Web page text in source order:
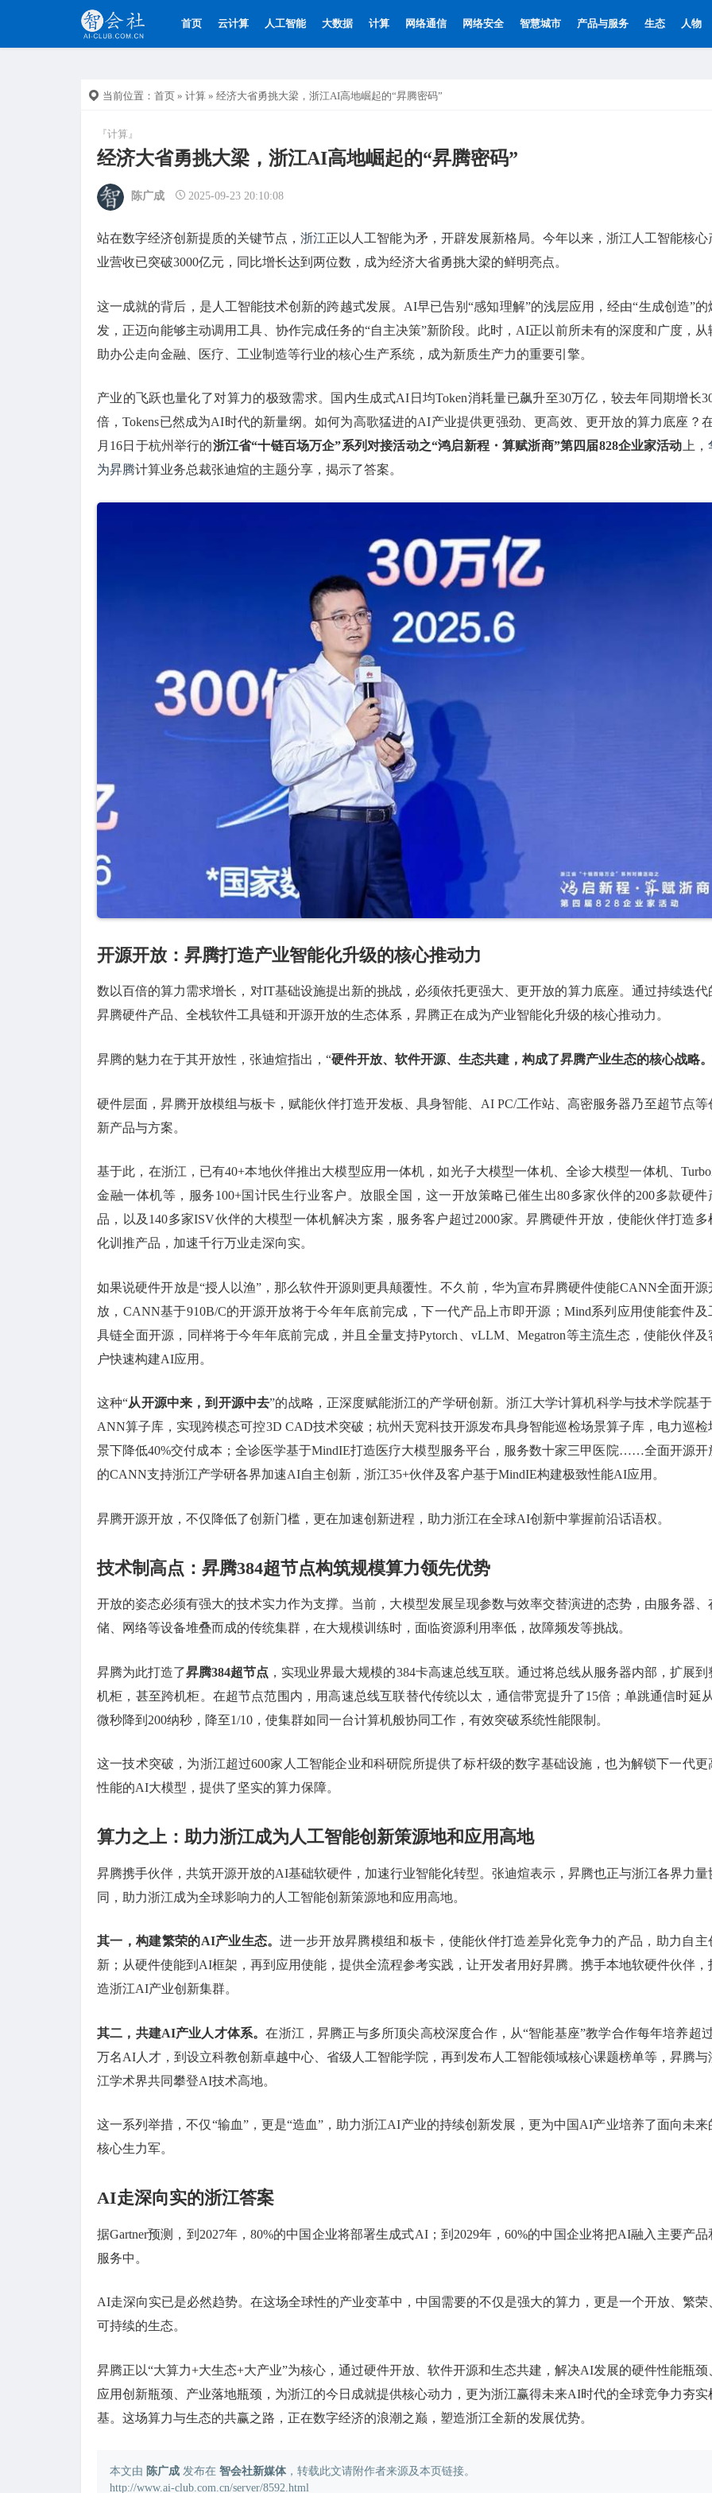
首页 云计算 人工智能 大数据 计算 网络通信 网络安全 智慧城市 产品与服务 生态 人物
当前位置： 首页 » 计算 » 经济大省勇挑大梁，浙江AI高地崛起的“昇腾密码”
『计算』
经济大省勇挑大梁，浙江AI高地崛起的“昇腾密码”
陈广成 2025-09-23 20:10:08
站在数字经济创新提质的关键节点，浙江正以人工智能为矛，开辟发展新格局。今年以来，浙江人工智能核心
业营收已突破3000亿元，同比增长达到两位数，成为经济大省勇挑大梁的鲜明亮点。
这一成就的背后，是人工智能技术创新的跨越式发展。AI早已告别“感知理解”的浅层应用，经由“生成创造”的
发，正迈向能够主动调用工具、协作完成任务的“自主决策”新阶段。此时，AI正以前所未有的深度和广度，从
助办公走向金融、医疗、工业制造等行业的核心生产系统，成为新质生产力的重要引擎。
产业的飞跃也量化了对算力的极致需求。国内生成式AI日均Token消耗量已飙升至30万亿，较去年同期增长
倍，Tokens已然成为AI时代的新量纲。如何为高歌猛进的AI产业提供更强劲、更高效、更开放的算力底座？
月16日于杭州举行的浙江省“十链百场万企”系列对接活动之“鸿启新程・算赋浙商”第四届828企业家活动 上，
为昇腾计算业务总裁张迪煊的主题分享，揭示了答案。
开源开放：昇腾打造产业智能化升级的核心推动力
数以百倍的算力需求增长，对IT基础设施提出新的挑战，必须依托更强大、更开放的算力底座。通过持续迭代
昇腾硬件产品、全栈软件工具链和开源开放的生态体系，昇腾正在成为产业智能化升级的核心推动力。
昇腾的魅力在于其开放性，张迪煊指出，“硬件开放、软件开源、生态共建，构成了昇腾产业生态的核心战略。
硬件层面，昇腾开放模组与板卡，赋能伙伴打造开发板、具身智能、AI PC/工作站、高密服务器乃至超节点等
新产品与方案。
基于此，在浙江，已有40+本地伙伴推出大模型应用一体机，如光子大模型一体机、全诊大模型一体机、
金融一体机等，服务100+国计民生行业客户。放眼全国，这一开放策略已催生出80多家伙伴的200多款硬件
品，以及140多家ISV伙伴的大模型一体机解决方案，服务客户超过2000家。昇腾硬件开放，使能伙伴打造多
化训推产品，加速千行万业走深向实。
如果说硬件开放是“授人以渔”，那么软件开源则更具颠覆性。不久前，华为宣布昇腾硬件使能CANN全面开源
放，CANN基于910B/C的开源开放将于今年年底前完成，下一代产品上市即开源；Mind系列应用使能套件及
具链全面开源，同样将于今年年底前完成，并且全量支持Pytorch、vLLM、Megatron等主流生态，使能伙伴及
户快速构建AI应用。
这种“从开源中来，到开源中去”的战略，正深度赋能浙江的产学研创新。浙江大学计算机科学与技术学院基
ANN算子库，实现跨模态可控3D CAD技术突破；杭州天宽科技开源发布具身智能巡检场景算子库，电力巡检
景下降低40%交付成本；全诊医学基于MindIE打造医疗大模型服务平台，服务数十家三甲医院……全面开源开
的CANN支持浙江产学研各界加速AI自主创新，浙江35+伙伴及客户基于MindIE构建极致性能AI应用。
昇腾开源开放，不仅降低了创新门槛，更在加速创新进程，助力浙江在全球AI创新中掌握前沿话语权。
技术制高点：昇腾384超节点构筑规模算力领先优势
开放的姿态必须有强大的技术实力作为支撑。当前，大模型发展呈现参数与效率交替演进的态势，由服务器、
储、网络等设备堆叠而成的传统集群，在大规模训练时，面临资源利用率低，故障频发等挑战。
昇腾为此打造了昇腾384超节点 ，实现业界最大规模的384卡高速总线互联。通过将总线从服务器内部，扩展到
机柜，甚至跨机柜。在超节点范围内，用高速总线互联替代传统以太，通信带宽提升了15倍；单跳通信时延
微秒降到200纳秒，降至1/10，使集群如同一台计算机般协同工作，有效突破系统性能限制。
这一技术突破，为浙江超过600家人工智能企业和科研院所提供了标杆级的数字基础设施，也为解锁下一代更
性能的AI大模型，提供了坚实的算力保障。
算力之上：助力浙江成为人工智能创新策源地和应用高地
昇腾携手伙伴，共筑开源开放的AI基础软硬件，加速行业智能化转型。张迪煊表示，昇腾也正与浙江各界力量
同，助力浙江成为全球影响力的人工智能创新策源地和应用高地。
其一，构建繁荣的AI产业生态。进一步开放昇腾模组和板卡，使能伙伴打造差异化竞争力的产品，助力自主
新；从硬件使能到AI框架，再到应用使能，提供全流程参考实践，让开发者用好昇腾。携手本地软硬件伙伴，
造浙江AI产业创新集群。
其二，共建AI产业人才体系。在浙江，昇腾正与多所顶尖高校深度合作，从“智能基座”教学合作每年培养超
万名AI人才，到设立科教创新卓越中心、省级人工智能学院，再到发布人工智能领域核心课题榜单等，昇腾与
江学术界共同攀登AI技术高地。
这一系列举措，不仅“输血”，更是“造血”，助力浙江AI产业的持续创新发展，更为中国AI产业培养了面向未来
核心生力军。
AI走深向实的浙江答案
据Gartner预测，到2027年，80%的中国企业将部署生成式AI；到2029年，60%的中国企业将把AI融入主要产品
服务中。
AI走深向实已是必然趋势。在这场全球性的产业变革中，中国需要的不仅是强大的算力，更是一个开放、繁荣
可持续的生态。
昇腾正以“大算力+大生态+大产业”为核心，通过硬件开放、软件开源和生态共建，解决AI发展的硬件性能瓶颈
应用创新瓶颈、产业落地瓶颈，为浙江的今日成就提供核心动力，更为浙江赢得未来AI时代的全球竞争力夯实
基。这场算力与生态的共赢之路，正在数字经济的浪潮之巅，塑造浙江全新的发展优势。
本文由 陈广成 发布在 智会社新媒体，转载此文请附作者来源及本页链接。
http://www.ai-club.com.cn/server/8592.html